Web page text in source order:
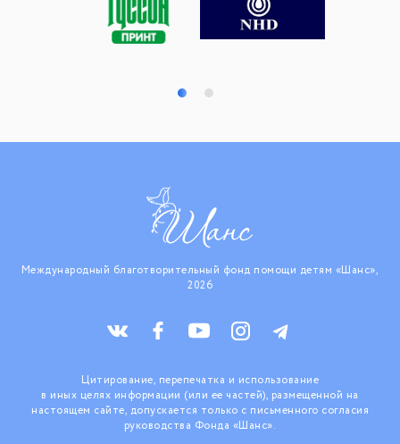
Международный благотворительный фонд помощи детям «Шанс»,
2026
Цитирование, перепечатка и использование
в иных целях информации (или ее частей), размещенной на
настоящем сайте, допускается только с письменного согласия
руководства Фонда «Шанс».